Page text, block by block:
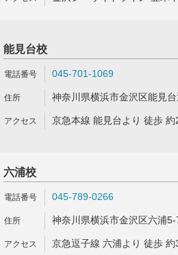
能見台校
045-701-1069
神奈川県横浜市金沢区能見
京急本線 能見台より 徒歩 約
六浦校
045-789-0266
神奈川県横浜市金沢区六浦
京急逗子線 六浦より 徒歩 約